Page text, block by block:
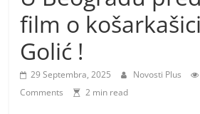
p
o
i
t
film o
Golić !
29 Septembra, 2025 Novosti Plus
Comments
2 min read